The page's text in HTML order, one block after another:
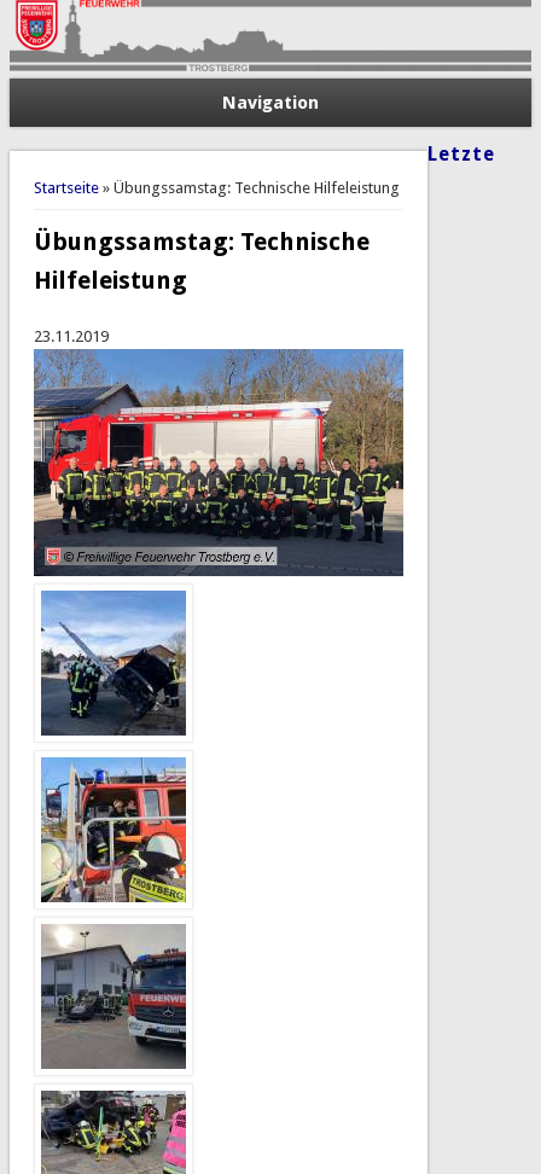
Navigation
Sie sind hier
Startseite» Übungssamstag: Technische Hilfeleistung
Übungssamstag: Technische
Hilfeleistung
23.11.2019
Letzte